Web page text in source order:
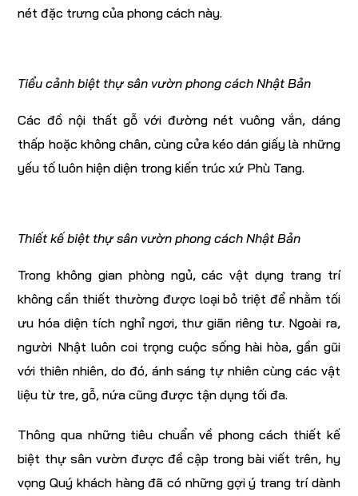
nét đặc trưng của phong cách này.
Tiểu cảnh biệt thự sân vườn phong cách Nhật Bản
Các đồ nội thất gỗ với đường nét vuông vắn, dáng
thấp hoặc không chân, cùng cửa kéo dán giấy là những
yếu tố luôn hiện diện trong kiến trúc xứ Phù Tang.
Thiết kế biệt thự sân vườn phong cách Nhật Bản
Trong không gian phòng ngủ, các vật dụng trang trí
không cần thiết thường được loại bỏ triệt để nhằm tối
ưu hóa diện tích nghỉ ngơi, thư giãn riêng tư. Ngoài ra,
người Nhật luôn coi trọng cuộc sống hài hòa, gần gũi
với thiên nhiên, do đó, ánh sáng tự nhiên cùng các vật
liệu từ tre, gỗ, nứa cũng được tận dụng tối đa.
Thông qua những tiêu chuẩn về phong cách thiết kế
biệt thự sân vườn được đề cập trong bài viết trên, hy
vọng Quý khách hàng đã có những gợi ý trang trí dành